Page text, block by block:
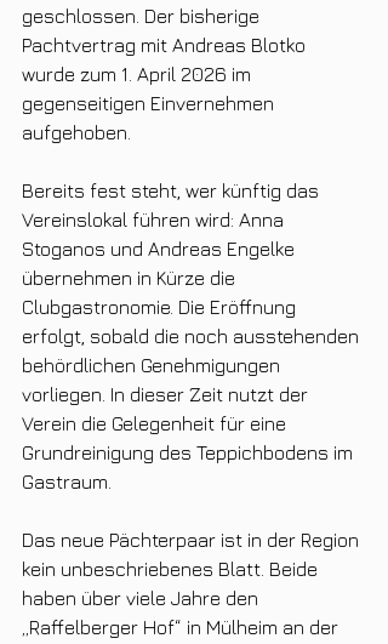
geschlossen. Der bisherige
Pachtvertrag mit Andreas Blotko
wurde zum 1. April 2026 im
gegenseitigen Einvernehmen
aufgehoben.
Bereits fest steht, wer künftig das
Vereinslokal führen wird: Anna
Stoganos und Andreas Engelke
übernehmen in Kürze die
Clubgastronomie. Die Eröffnung
erfolgt, sobald die noch ausstehenden
behördlichen Genehmigungen
vorliegen. In dieser Zeit nutzt der
Verein die Gelegenheit für eine
Grundreinigung des Teppichbodens im
Gastraum.
Das neue Pächterpaar ist in der Region
kein unbeschriebenes Blatt. Beide
haben über viele Jahre den
„Raffelberger Hof“ in Mülheim an der